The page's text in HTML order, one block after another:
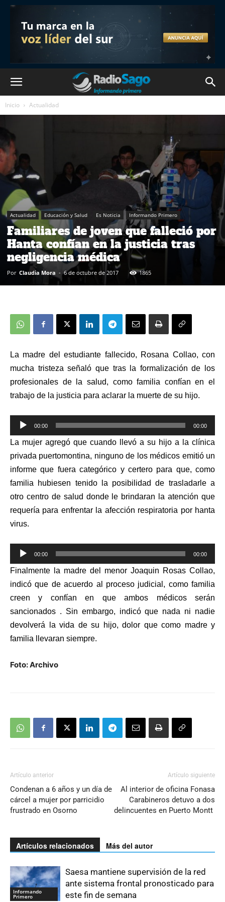
Inicio Actualidad
Actualidad Educación y Salud Es Noticia Informando Primero
Familiares de joven que falleció por
Hanta confían en la justicia tras
negligencia médica
Por Claudia Mora - 6 de octubre de 2017 1865
La madre del estudiante fallecido, Rosana Collao, con
mucha tristeza señaló que tras la formalización de los
profesionales de la salud, como familia confían en el
trabajo de la justicia para aclarar la muerte de su hijo.
Reproductor
de
audio
00:00 00:00
La mujer agregó que cuando llevó a su hijo a la clínica
privada puertomontina, ninguno de los médicos emitió un
informe que fuera categórico y certero para que, como
familia hubiesen tenido la posibilidad de trasladarle a
otro centro de salud donde le brindaran la atención que
requería para enfrentar la afección respiratoria por hanta
virus.
Reproductor
de
audio
00:00 00:00
Finalmente la madre del menor Joaquin Rosas Collao,
indicó que de acuerdo al proceso judicial, como familia
creen y confían en que ambos médicos serán
sancionados . Sin embargo, indicó que nada ni nadie
devolverá la vida de su hijo, dolor que como madre y
familia llevaran siempre.
Foto: Archivo
Artículo anterior
Condenan a 6 años y un día de
cárcel a mujer por parricidio
frustrado en Osorno
Artículo siguiente
Al interior de oficina Fonasa
Carabineros detuvo a dos
delincuentes en Puerto Montt
Artículos relacionados Más del autor
Informando
Primero
Saesa mantiene supervisión de la red
ante sistema frontal pronosticado para
este fin de semana